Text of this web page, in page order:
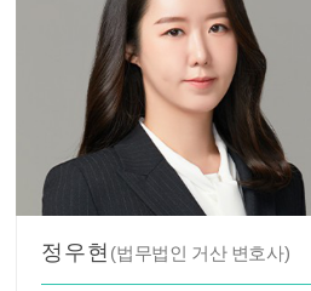
정우현 (법무법인 거산 변호사)